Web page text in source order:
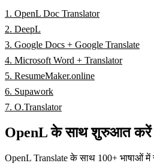
1. OpenL Doc Translator
2. DeepL
3. Google Docs + Google Translate
4. Microsoft Word + Translator
5. ResumeMaker.online
6. Supawork
7. O.Translator
OpenL के साथ शुरुआत करें
OpenL Translate के साथ 100+ भाषाओं में